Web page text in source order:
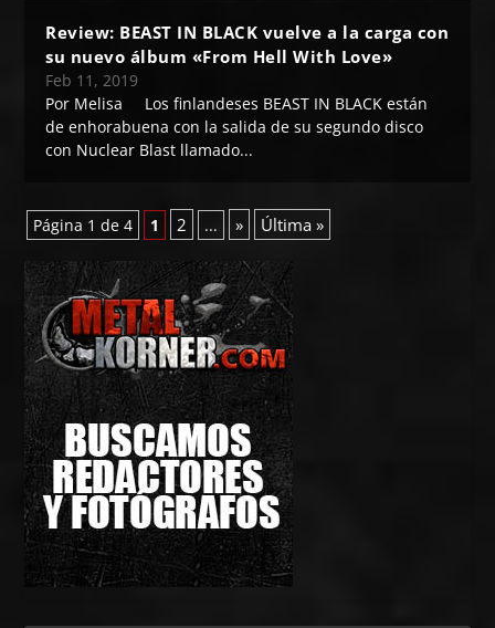
Review: BEAST IN BLACK vuelve a la carga con
su nuevo álbum «From Hell With Love»
Feb 11, 2019
Por Melisa Los finlandeses BEAST IN BLACK están
de enhorabuena con la salida de su segundo disco
con Nuclear Blast llamado...
Página 1 de 4 1 2 ... » Última »